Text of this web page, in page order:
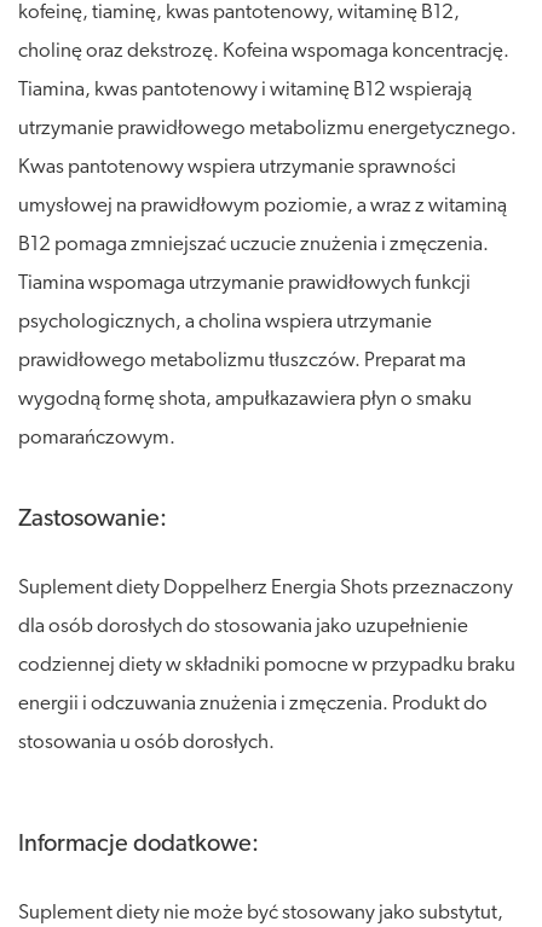
kofeinę, tiaminę, kwas pantotenowy, witaminę B12,
cholinę oraz dekstrozę. Kofeina wspomaga koncentrację.
Tiamina, kwas pantotenowy i witaminę B12 wspierają
utrzymanie prawidłowego metabolizmu energetycznego.
Kwas pantotenowy wspiera utrzymanie sprawności
umysłowej na prawidłowym poziomie, a wraz z witaminą
B12 pomaga zmniejszać uczucie znużenia i zmęczenia.
Tiamina wspomaga utrzymanie prawidłowych funkcji
psychologicznych, a cholina wspiera utrzymanie
prawidłowego metabolizmu tłuszczów. Preparat ma
wygodną formę shota, ampułkazawiera płyn o smaku
pomarańczowym.
Zastosowanie:
Suplement diety Doppelherz Energia Shots przeznaczony
dla osób dorosłych do stosowania jako uzupełnienie
codziennej diety w składniki pomocne w przypadku braku
energii i odczuwania znużenia i zmęczenia. Produkt do
stosowania u osób dorosłych.
Informacje dodatkowe:
Suplement diety nie może być stosowany jako substytut,